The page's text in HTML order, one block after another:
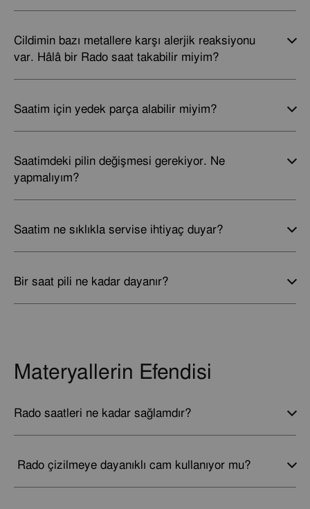
Cildimin bazı metallere karşı alerjik reaksiyonu
var. Hâlâ bir Rado saat takabilir miyim?
Saatim için yedek parça alabilir miyim?
Saatimdeki pilin değişmesi gerekiyor. Ne
yapmalıyım?
Saatim ne sıklıkla servise ihtiyaç duyar?
Bir saat pili ne kadar dayanır?
Materyallerin Efendisi
Rado saatleri ne kadar sağlamdır?
Rado çizilmeye dayanıklı cam kullanıyor mu?